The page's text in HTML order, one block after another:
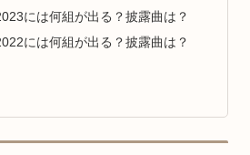
には何組が出る？披露曲は？
には何組が出る？披露曲は？